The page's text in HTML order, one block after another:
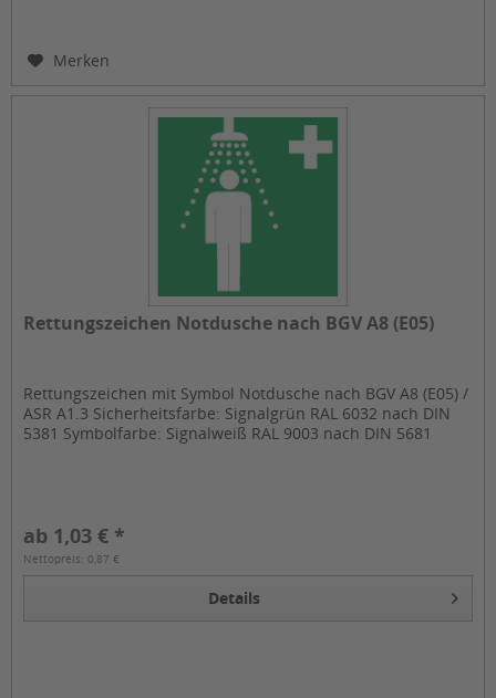
Merken
Rettungszeichen Notdusche nach BGV A8 (E05)
Rettungszeichen mit Symbol Notdusche nach BGV A8 (E05) /
ASR A1.3 Sicherheitsfarbe: Signalgrün RAL 6032 nach DIN
5381 Symbolfarbe: Signalweiß RAL 9003 nach DIN 5681
ab 1,03 € *
Nettopreis: 0,87 €
Details